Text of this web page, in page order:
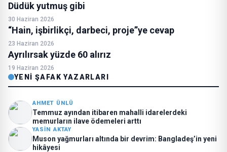
Düdük yutmuş gibi
30 Haziran 2026
“Hain, işbirlikçi, darbeci, proje”ye cevap
23 Haziran 2026
Ayrılırsak yüzde 60 alırız
19 Haziran 2026
YENI ŞAFAK YAZARLARI
AHMET ÜNLÜ
Temmuz ayından itibaren mahalli idarelerdeki
memurların ilave ödemeleri arttı
YASIN AKTAY
Muson yağmurları altında bir devrim: Bangladeş’in yeni
hikâyesi